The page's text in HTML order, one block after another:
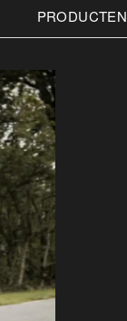
PRODUCTEN